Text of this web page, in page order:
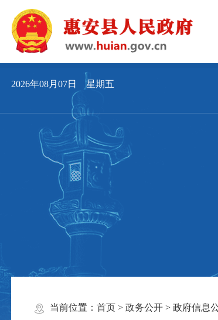
2026年08月07日 星期五
当前位置： 首页> 政务公开> 政府信息